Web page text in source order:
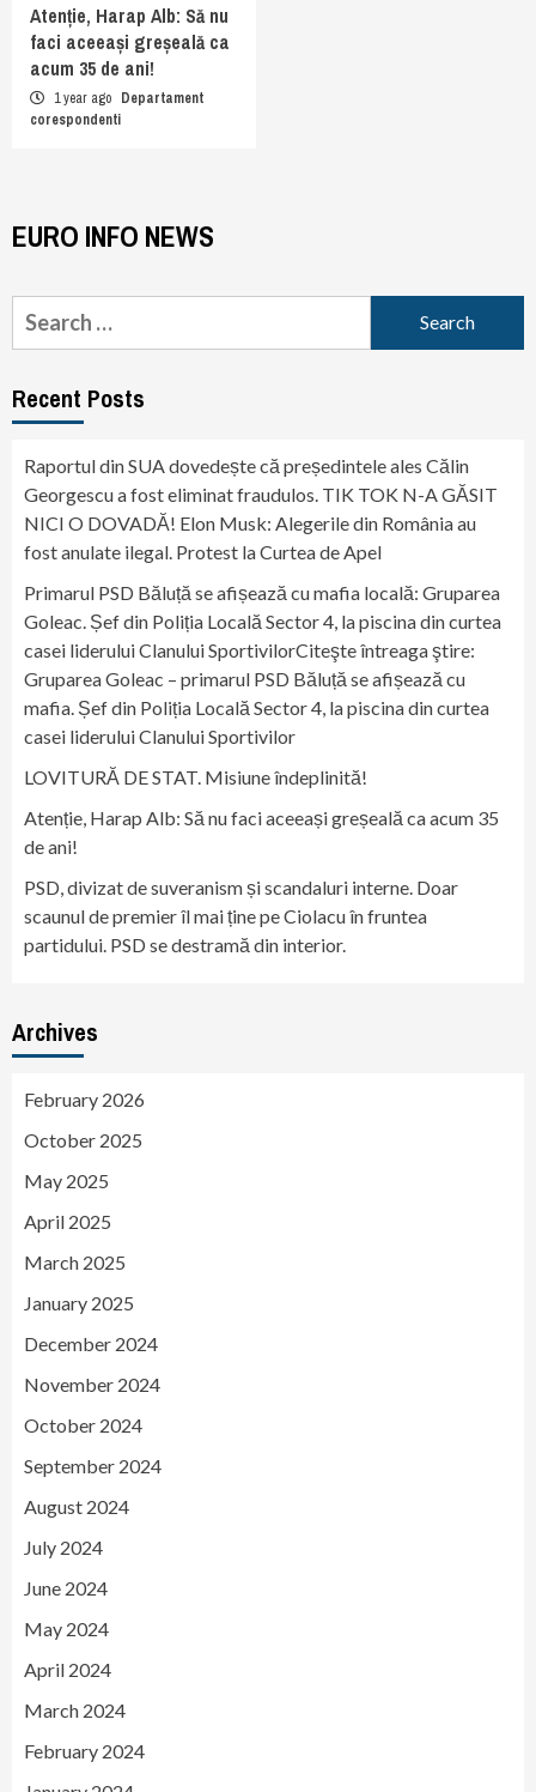
Atenție, Harap Alb: Să nu
faci aceeași greșeală ca
acum 35 de ani!
1 year ago Departament
corespondenti
EURO INFO NEWS
Search
for:
Recent Posts
Raportul din SUA dovedește că președintele ales Călin
Georgescu a fost eliminat fraudulos. TIK TOK N-A GĂSIT
NICI O DOVADĂ! Elon Musk: Alegerile din România au
fost anulate ilegal. Protest la Curtea de Apel
Primarul PSD Băluță se afișează cu mafia locală: Gruparea
Goleac. Șef din Poliția Locală Sector 4, la piscina din curtea
casei liderului Clanului SportivilorCiteşte întreaga ştire:
Gruparea Goleac – primarul PSD Băluță se afișează cu
mafia. Șef din Poliția Locală Sector 4, la piscina din curtea
casei liderului Clanului Sportivilor
LOVITURĂ DE STAT. Misiune îndeplinită!
Atenție, Harap Alb: Să nu faci aceeași greșeală ca acum 35
de ani!
PSD, divizat de suveranism și scandaluri interne. Doar
scaunul de premier îl mai ține pe Ciolacu în fruntea
partidului. PSD se destramă din interior.
Archives
February 2026
October 2025
May 2025
April 2025
March 2025
January 2025
December 2024
November 2024
October 2024
September 2024
August 2024
July 2024
June 2024
May 2024
April 2024
March 2024
February 2024